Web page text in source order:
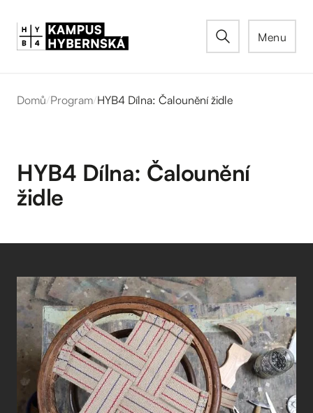
Menu
Domů/Program/HYB4 Dílna: Čalounění židle
HYB4 Dílna: Čalounění
židle